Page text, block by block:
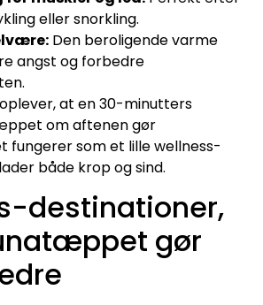
eller snorkling.
Den beroligende varme
angst og forbedre
at en 30-minutters
om aftenen gør
fungerer som et lille wellness-
både krop og sind.
destinationer,
gør